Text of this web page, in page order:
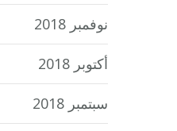
نوفمبر 2018
أكتوبر 2018
سبتمبر 2018